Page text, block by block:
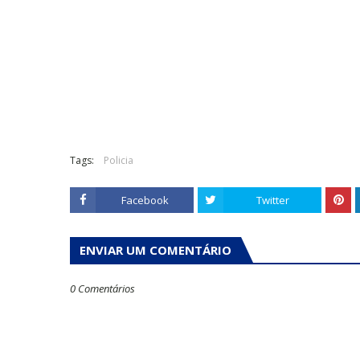
Tags: Policia
Facebook Twitter
ENVIAR UM COMENTÁRIO
0 Comentários